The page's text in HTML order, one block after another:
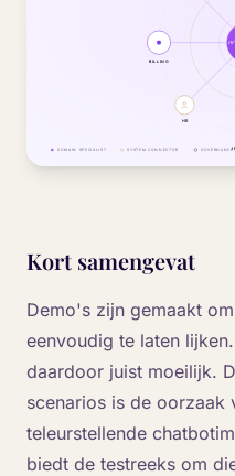
Kort samengevat
Demo's zijn gemaakt
eenvoudig te laten
daardoor juist moeilijk.
scenarios is de oorzaak
teleurstellende
biedt de testreeks om